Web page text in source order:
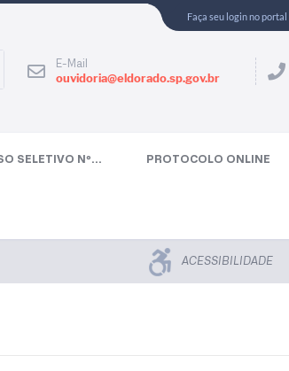
Faça seu login no portal
E-Mail
ouvidoria@eldorado.sp.gov.br
SELETIVO Nº... PROTOCOLO ONLINE
ACESSIBILIDADE